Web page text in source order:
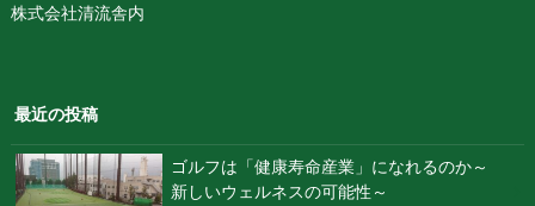
株式会社清流舎内
最近の投稿
ゴルフは「健康寿命産業」になれるのか～
新しいウェルネスの可能性～